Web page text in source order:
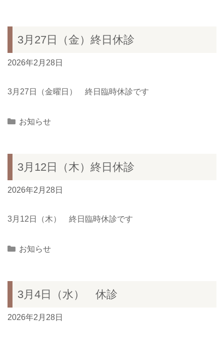
3月27日（金）終日休診
2026年2月28日
3月27日（金曜日） 終日臨時休診です
Categories
お知らせ
3月12日（木）終日休診
2026年2月28日
3月12日（木） 終日臨時休診です
Categories
お知らせ
3月4日（水） 休診
2026年2月28日